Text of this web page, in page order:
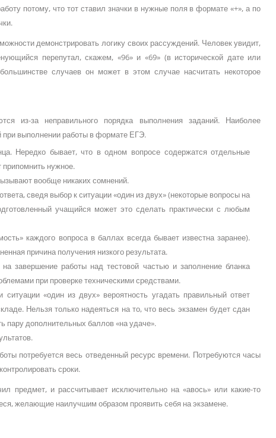
потому, что тот ставил значки в нужные поля в формате «+», а по
демонстрировать логику своих рассуждений. Человек увидит,
перепутал, скажем, «96» и «69» (в исторической дате или
случаев он может в этом случае насчитать некоторое
из-за неправильного порядка выполнения заданий. Наиболее
выполнении работы в формате ЕГЭ.
Нередко бывает, что в одном вопросе содержатся отдельные
нужное.
вообще никаких сомнений.
сведя выбор к ситуации «один из двух» (некоторые вопросы на
учащийся может это сделать практически с любым
каждого вопроса в баллах всегда бывает известна заранее).
причина получения низкого результата.
завершение работы над тестовой частью и заполнение бланка
при проверке техническими средствами.
«один из двух» вероятность угадать правильный ответ
Нельзя только надеяться на то, что весь экзамен будет сдан
пару дополнительных баллов «на удаче».
потребуется весь отведенный ресурс времени. Потребуются часы
сроки.
предмет, и рассчитывает исключительно на «авось» или какие-то
желающие наилучшим образом проявить себя на экзамене.